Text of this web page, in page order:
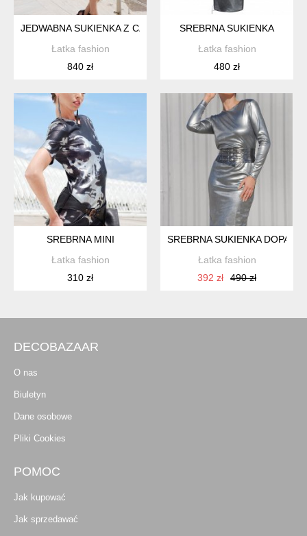
JEDWABNA SUKIENKA Z CZARNYMI LAMÓWKAMI
Łatka fashion
840 zł
SREBRNA SUKIENKA
Łatka fashion
480 zł
SREBRNA MINI
Łatka fashion
310 zł
SREBRNA SUKIENKA
Łatka fashion
392 zł
490 zł
DECOBAZAAR
O nas
Biuletyn
Dane osobowe
Pliki Cookies
POMOC
Jak kupować
Jak sprzedawać